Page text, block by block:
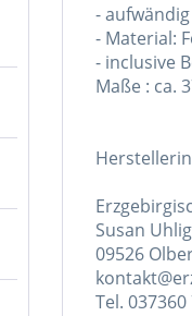
-
- Material:
- inclusive
Maße : ca.
Susan
09526
Tel. 037360